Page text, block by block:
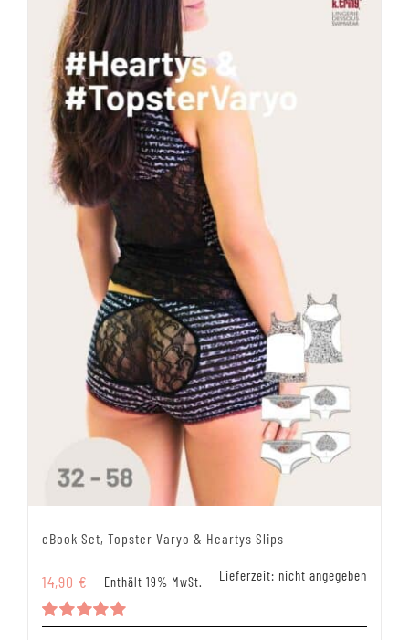
eBook Set, Topster Varyo & Heartys Slips
14,90 € Enthält 19% MwSt. Lieferzeit: nicht angegeben